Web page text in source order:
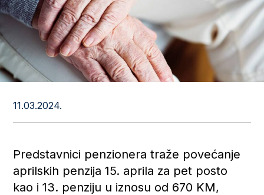
11.03.2024.
Predstavnici penzionera traže povećanje
aprilskih penzija 15. aprila za pet posto
kao i 13. penziju u iznosu od 670 KM,